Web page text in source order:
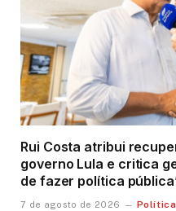
Rui Costa atribui
governo Lula e critica
de fazer política
7 de agosto de 2026